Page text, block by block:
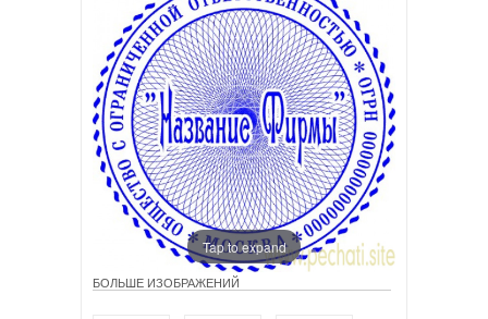
Tap to expand
БОЛЬШЕ ИЗОБРАЖЕНИЙ